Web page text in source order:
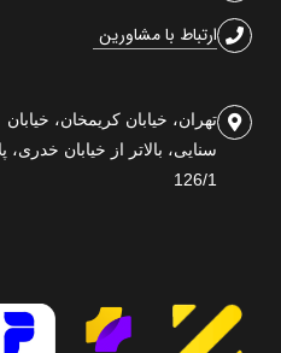
ارتباط با مشاورین
تهران، خیابان کریمخان، خیابان
سنایی، بالاتر از خیابان خدری،
126/1